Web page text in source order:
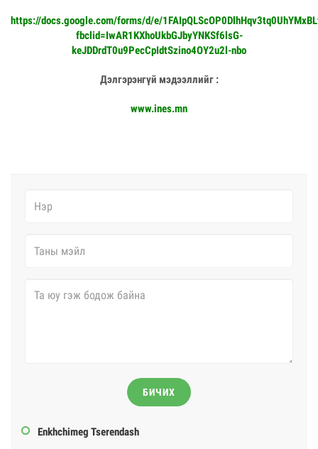
https://docs.google.com/forms/d/e/
fbclid=IwAR1KXhoUkbGJbyYNKSf6lsG-
keJDDrdT0u9PecCpIdtSzino4OY2u2l-nbo
Дэлгэрэнгүй мэдээллийг :
www.ines.mn
БИЧИХ
Enkhchimeg Tserendash